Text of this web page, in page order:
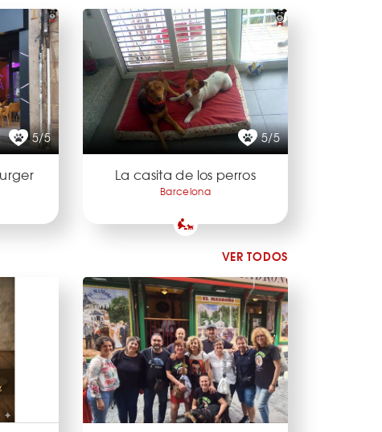
5/5 5/5
La casita de los perros
Barcelona
VER TODOS